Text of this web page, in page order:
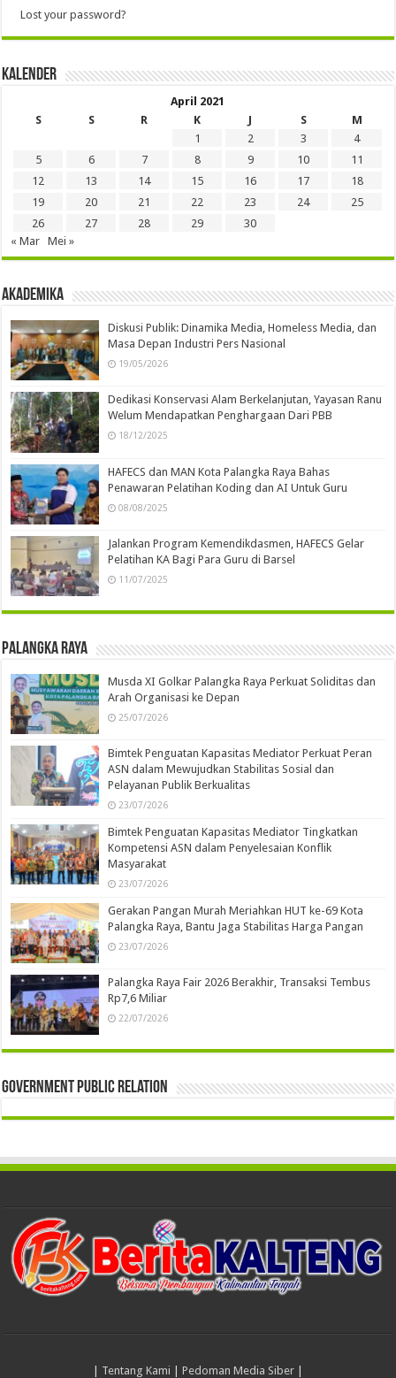
Lost your password?
Kalender
April 2021
S
S R K J S
M
1
2 3
4
5
6 7 8 9 10
11
12
13 14 15 16 17
18
19
20 21 22 23 24
25
26
27 28 29
30
« Mar
Mei »
Akademika
Diskusi Publik: Dinamika Media, Homeless Media, dan
Masa Depan Industri Pers Nasional
19/05/2026
Dedikasi Konservasi Alam Berkelanjutan, Yayasan Ranu
Welum Mendapatkan Penghargaan Dari PBB
18/12/2025
HAFECS dan MAN Kota Palangka Raya Bahas
Penawaran Pelatihan Koding dan AI Untuk Guru
08/08/2025
Jalankan Program Kemendikdasmen, HAFECS Gelar
Pelatihan KA Bagi Para Guru di Barsel
11/07/2025
Palangka Raya
Musda XI Golkar Palangka Raya Perkuat Soliditas dan
Arah Organisasi ke Depan
25/07/2026
Bimtek Penguatan Kapasitas Mediator Perkuat Peran
ASN dalam Mewujudkan Stabilitas Sosial dan
Pelayanan Publik Berkualitas
23/07/2026
Bimtek Penguatan Kapasitas Mediator Tingkatkan
Kompetensi ASN dalam Penyelesaian Konflik
Masyarakat
23/07/2026
Gerakan Pangan Murah Meriahkan HUT ke-69 Kota
Palangka Raya, Bantu Jaga Stabilitas Harga Pangan
23/07/2026
Palangka Raya Fair 2026 Berakhir, Transaksi Tembus
Rp7,6 Miliar
22/07/2026
Government Public Relation
Tentang Kami Pedoman Media Siber